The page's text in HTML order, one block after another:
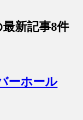
最新記事8件
ーホール